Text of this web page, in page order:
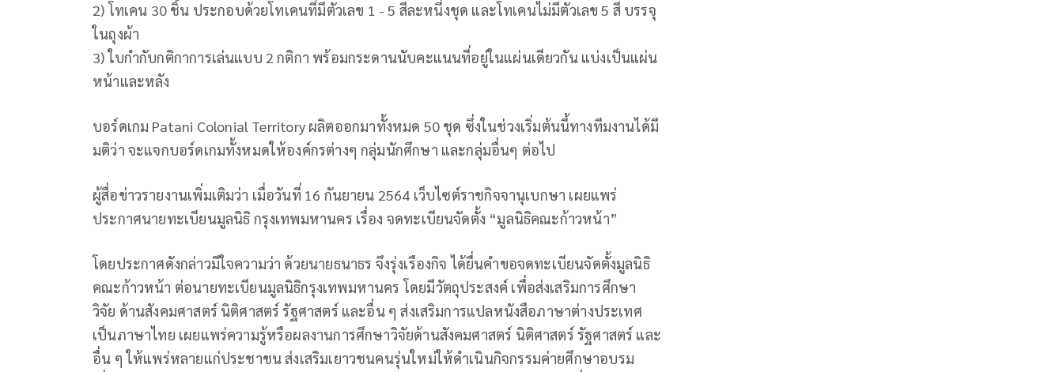
2) โทเคน 30 ชิ้น ประกอบด้วยโทเคนที่มีตัวเลข 1 - 5 สีละหนึ่งชุด และโทเคนไม่มีตัวเลข 5 สี บรรจุ
ในถุงผ้า
3) ใบกำกับกติกาการเล่นแบบ 2 กติกา พร้อมกระดานนับคะแนนที่อยู่ในแผ่นเดียวกัน แบ่งเป็นแผ่น
หน้าและหลัง
บอร์ดเกม Patani Colonial​ Territory ผลิตออกมาทั้งหมด 50 ชุด ซึ่งในช่วงเริ่มต้นนี้ทางทีมงานได้มี
มติว่า จะแจกบอร์ดเกมทั้งหมดให้องค์กรต่างๆ กลุ่มนักศึกษา และกลุ่มอื่นๆ ต่อไป
ผู้สื่อข่าวรายงานเพิ่มเติมว่า เมื่อวันที่ 16 กันยายน 2564 เว็บไซต์ราชกิจจานุเบกษา เผยแพร่
ประกาศนายทะเบียนมูลนิธิ กรุงเทพมหานคร เรื่อง จดทะเบียนจัดตั้ง “มูลนิธิคณะก้าวหน้า”
โดยประกาศดังกล่าวมีใจความว่า ด้วยนายธนาธร จึงรุ่งเรืองกิจ ได้ยื่นคำขอจดทะเบียนจัดตั้งมูลนิธิ
คณะก้าวหน้า ต่อนายทะเบียนมูลนิธิกรุงเทพมหานคร โดยมีวัตถุประสงค์ เพื่อส่งเสริมการศึกษา
วิจัย ด้านสังคมศาสตร์ นิติศาสตร์ รัฐศาสตร์ และอื่น ๆ ส่งเสริมการแปลหนังสือภาษาต่างประเทศ
เป็นภาษาไทย เผยแพร่ความรู้หรือผลงานการศึกษาวิจัยด้านสังคมศาสตร์ นิติศาสตร์ รัฐศาสตร์ และ
อื่น ๆ ให้แพร่หลายแก่ประชาชน ส่งเสริมเยาวชนคนรุ่นใหม่ให้ดำเนินกิจกรรมค่ายศึกษาอบรม